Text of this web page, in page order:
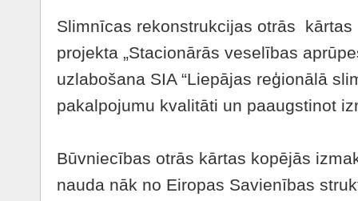
Slimnīcas rekonstrukcijas otrās
projekta „Stacionārās veselības
uzlabošana SIA “Liepājas reģionālā
pakalpojumu kvalitāti un paaugstinot
Būvniecības otrās kārtas kopējās
nauda nāk no Eiropas Savienības